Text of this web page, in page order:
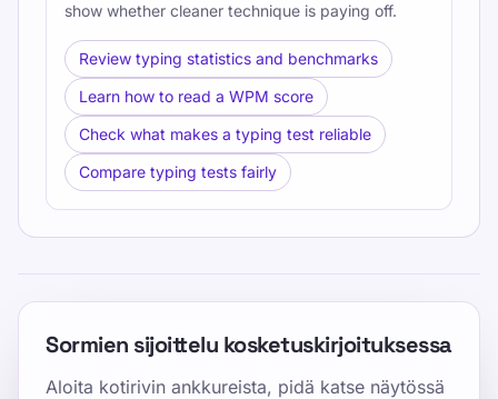
show whether cleaner technique is paying off.
Review typing statistics and benchmarks
Learn how to read a WPM score
Check what makes a typing test reliable
Compare typing tests fairly
Sormien sijoittelu kosketuskirjoituksessa
Aloita kotirivin ankkureista, pidä katse näytössä